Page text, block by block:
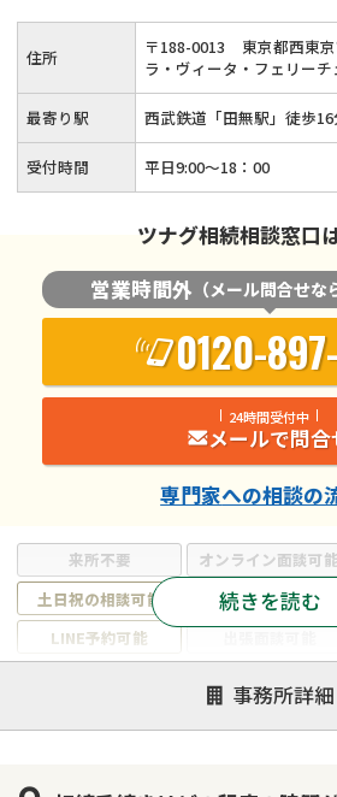
依頼者様の相続を最後までしっかりと
来所不要 オンライン面談可能
土日祝の相談可能
19時以降電話可能
LINE予約可能
遺言書作成・遺言執行
相続放棄
続きを読む
住所 〒188-0013
東京都西東
ラ・ヴィータ・フェリーチ
最寄り駅 西武鉄道「田無駅」徒歩
受付時間 平日9:00〜18：00
ツナグ相続相談窓口
営業時間外 （メール問合せな
0120-
24時間受付中
メールで問合
専門家への相談の
事務所詳細